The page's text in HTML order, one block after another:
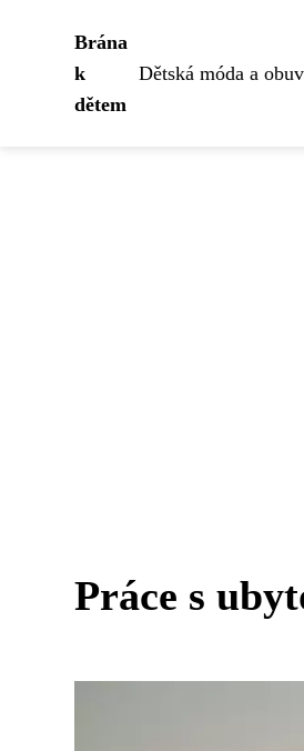
Brána
k
dětem
Dětská móda a obuv
Práce s